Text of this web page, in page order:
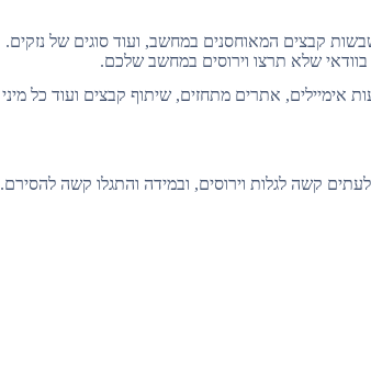
קבצים המאוחסנים במחשב, ועוד סוגים של נזקים.
שלא תרצו וירוסים במחשב שלכם.
אתרים מתחזים, שיתוף קבצים ועוד כל מיני
קשה לגלות וירוסים, ובמידה והתגלו קשה להסירם.